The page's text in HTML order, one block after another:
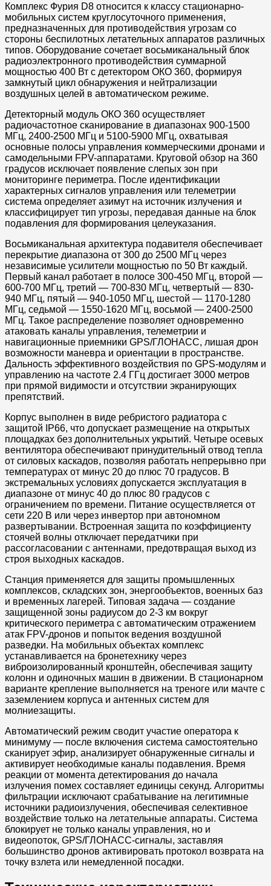
Комплекс Фурия D8 относится к классу стационарно-
мобильных систем круглосуточного применения,
предназначенных для противодействия угрозам со
стороны беспилотных летательных аппаратов различных
типов. Оборудование сочетает восьмиканальный блок
радиоэлектронного противодействия суммарной
мощностью 400 Вт с детектором ОКО 360, формируя
замкнутый цикл обнаружения и нейтрализации
воздушных целей в автоматическом режиме.
Детекторный модуль ОКО 360 осуществляет
радиочастотное сканирование в диапазонах 900-1500
МГц, 2400-2500 МГц и 5100-5900 МГц, охватывая
основные полосы управления коммерческими дронами и
самодельными FPV-аппаратами. Круговой обзор на 360
градусов исключает появление слепых зон при
мониторинге периметра. После идентификации
характерных сигналов управления или телеметрии
система определяет азимут на источник излучения и
классифицирует тип угрозы, передавая данные на блок
подавления для формирования целеуказания.
Восьмиканальная архитектура подавителя обеспечивает
перекрытие диапазона от 300 до 2500 МГц через
независимые усилители мощностью по 50 Вт каждый.
Первый канал работает в полосе 300-450 МГц, второй —
600-700 МГц, третий — 700-830 МГц, четвертый — 830-
940 МГц, пятый — 940-1050 МГц, шестой — 1170-1280
МГц, седьмой — 1550-1620 МГц, восьмой — 2400-2500
МГц. Такое распределение позволяет одновременно
атаковать каналы управления, телеметрии и
навигационные приемники GPS/ГЛОНАСС, лишая дрон
возможности маневра и ориентации в пространстве.
Дальность эффективного воздействия по GPS-модулям и
управлению на частоте 2.4 ГГц достигает 3000 метров
при прямой видимости и отсутствии экранирующих
препятствий.
Корпус выполнен в виде ребристого радиатора с
защитой IP66, что допускает размещение на открытых
площадках без дополнительных укрытий. Четыре осевых
вентилятора обеспечивают принудительный отвод тепла
от силовых каскадов, позволяя работать непрерывно при
температурах от минус 20 до плюс 70 градусов. В
экстремальных условиях допускается эксплуатация в
диапазоне от минус 40 до плюс 80 градусов с
ограничением по времени. Питание осуществляется от
сети 220 В или через инвертор при автономном
развертывании. Встроенная защита по коэффициенту
стоячей волны отключает передатчики при
рассогласовании с антеннами, предотвращая выход из
строя выходных каскадов.
Станция применяется для защиты промышленных
комплексов, складских зон, энергообъектов, военных баз
и временных лагерей. Типовая задача — создание
защищенной зоны радиусом до 2-3 км вокруг
критического периметра с автоматическим отражением
атак FPV-дронов и попыток ведения воздушной
разведки. На мобильных объектах комплекс
устанавливается на бронетехнику через
виброизолированный кронштейн, обеспечивая защиту
колонн и одиночных машин в движении. В стационарном
варианте крепление выполняется на треноге или мачте с
заземлением корпуса и антенных систем для
молниезащиты.
Автоматический режим сводит участие оператора к
минимуму — после включения система самостоятельно
сканирует эфир, анализирует обнаруженные сигналы и
активирует необходимые каналы подавления. Время
реакции от момента детектирования до начала
излучения помех составляет единицы секунд. Алгоритмы
фильтрации исключают срабатывание на легитимные
источники радиоизлучения, обеспечивая селективное
воздействие только на летательные аппараты. Система
блокирует не только каналы управления, но и
видеопоток, GPS/ГЛОНАСС-сигналы, заставляя
большинство дронов активировать протокол возврата на
точку взлета или немедленной посадки.